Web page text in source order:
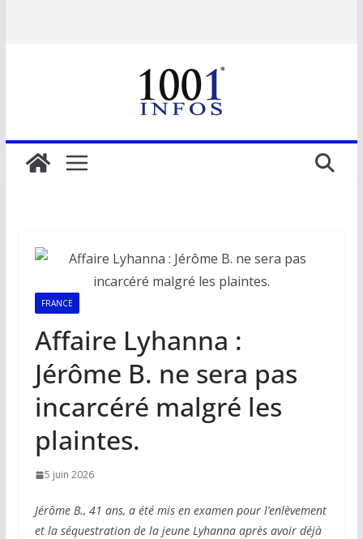
FRANCE
Affaire Lyhanna :
Jérôme B. ne sera pas
incarcéré malgré les
plaintes.
5 juin 2026
Jérôme B., 41 ans, a été mis en examen pour l’enlèvement
et la séquestration de la jeune Lyhanna après avoir déjà